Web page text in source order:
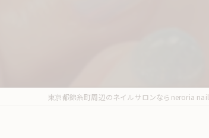
東京都錦糸町周辺のネイルサロンならneroria nail